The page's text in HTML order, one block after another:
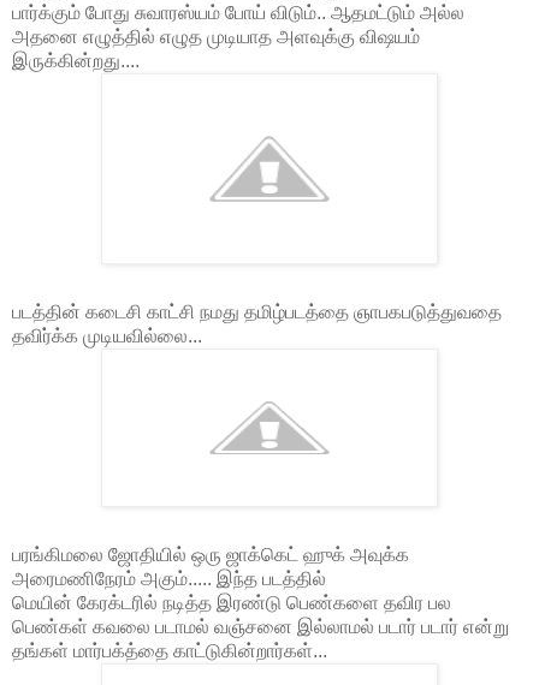
பார்க்கும் போது சுவாரஸ்யம் போய் விடும்.. ஆதமட்டும் அல்ல
அதனை எழுத்தில் எழுத முடியாத அளவுக்கு விஷயம்
இருக்கின்றது....
படத்தின் கடைசி காட்சி நமது தமிழ்படத்தை ஞாபகபடுத்துவதை
தவிர்க்க முடியவில்லை...
பரங்கிமலை ஜோதியில் ஒரு ஜாக்கெட் ஹுக் அவுக்க
அரைமணிநேரம் அகும்..... இந்த படத்தில்
மெயின் கேரக்டரில் நடித்த இரண்டு பெண்களை தவிர பல
பெண்கள் கவலை படாமல் வஞ்சனை இல்லாமல் படார் படார் என்று
தங்கள் மார்பக்த்தை காட்டுகின்றார்கள்...